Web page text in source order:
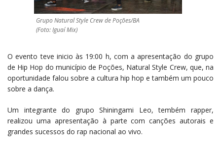
Grupo Natural Style Crew de Poções/BA
(Foto: Iguaí Mix)
O evento teve inicio às 19:00 h, com a apresentação do grupo
de Hip Hop do município de Poções, Natural Style Crew, que, na
oportunidade falou sobre a cultura hip hop e também um pouco
sobre a dança.
Um integrante do grupo Shiningami Leo, tembém rapper,
realizou uma apresentação à parte com canções autorais e
grandes sucessos do rap nacional ao vivo.